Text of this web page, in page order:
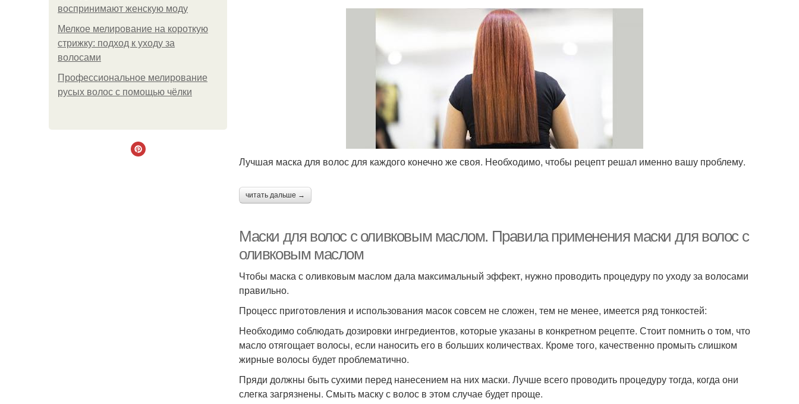
воспринимают женскую моду
Мелкое мелирование на короткую
стрижку: подход к уходу за
волосами
Профессиональное мелирование
русых волос с помощью чёлки
Лучшая маска для волос для каждого конечно же своя. Необходимо, чтобы рецепт решал именно вашу проблему.
читать дальше →
Маски для волос с оливковым маслом. Правила применения маски для волос с
оливковым маслом
Чтобы маска с оливковым маслом дала максимальный эффект, нужно проводить процедуру по уходу за волосами
правильно.
Процесс приготовления и использования масок совсем не сложен, тем не менее, имеется ряд тонкостей:
Необходимо соблюдать дозировки ингредиентов, которые указаны в конкретном рецепте. Стоит помнить о том, что
масло отягощает волосы, если наносить его в больших количествах. Кроме того, качественно промыть слишком
жирные волосы будет проблематично.
Пряди должны быть сухими перед нанесением на них маски. Лучше всего проводить процедуру тогда, когда они
слегка загрязнены. Смыть маску с волос в этом случае будет проще.